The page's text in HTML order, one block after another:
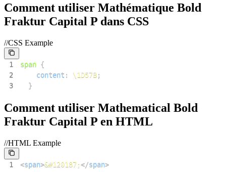
Comment utiliser Mathématique Bold
Fraktur Capital P dans CSS
//CSS Example
1 span {
2
content : \1D57B;
3
}
Comment utiliser Mathematical Bold
Fraktur Capital P en HTML
//HTML Example
1 <span>&#120187;</span>